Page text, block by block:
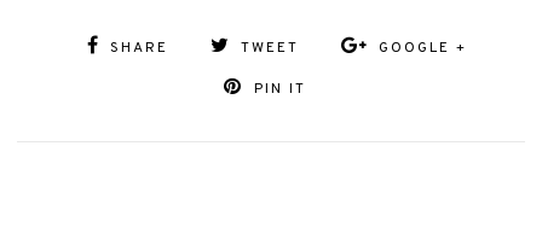
SHARE TWEET GOOGLE +
PIN IT